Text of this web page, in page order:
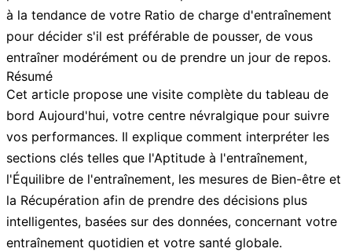
à la tendance de votre Ratio de charge d'entraînement
pour décider s'il est préférable de pousser, de vous
entraîner modérément ou de prendre un jour de repos.
Résumé
Cet article propose une visite complète du tableau de
bord Aujourd'hui, votre centre névralgique pour suivre
vos performances. Il explique comment interpréter les
sections clés telles que l'Aptitude à l'entraînement,
l'Équilibre de l'entraînement, les mesures de Bien-être et
la Récupération afin de prendre des décisions plus
intelligentes, basées sur des données, concernant votre
entraînement quotidien et votre santé globale.